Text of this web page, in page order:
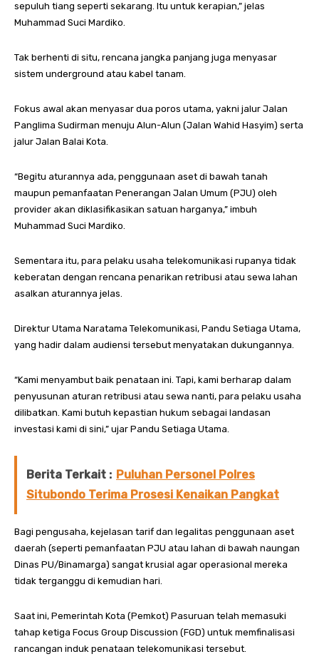
sepuluh tiang seperti sekarang. Itu untuk kerapian,” jelas
Muhammad Suci Mardiko.
Tak berhenti di situ, rencana jangka panjang juga menyasar
sistem underground atau kabel tanam.
Fokus awal akan menyasar dua poros utama, yakni jalur Jalan
Panglima Sudirman menuju Alun-Alun (Jalan Wahid Hasyim) serta
jalur Jalan Balai Kota.
“Begitu aturannya ada, penggunaan aset di bawah tanah
maupun pemanfaatan Penerangan Jalan Umum (PJU) oleh
provider akan diklasifikasikan satuan harganya,” imbuh
Muhammad Suci Mardiko.
Sementara itu, para pelaku usaha telekomunikasi rupanya tidak
keberatan dengan rencana penarikan retribusi atau sewa lahan
asalkan aturannya jelas.
Direktur Utama Naratama Telekomunikasi, Pandu Setiaga Utama,
yang hadir dalam audiensi tersebut menyatakan dukungannya.
“Kami menyambut baik penataan ini. Tapi, kami berharap dalam
penyusunan aturan retribusi atau sewa nanti, para pelaku usaha
dilibatkan. Kami butuh kepastian hukum sebagai landasan
investasi kami di sini,” ujar Pandu Setiaga Utama.
Berita Terkait : Puluhan Personel Polres
Situbondo Terima Prosesi Kenaikan Pangkat
Bagi pengusaha, kejelasan tarif dan legalitas penggunaan aset
daerah (seperti pemanfaatan PJU atau lahan di bawah naungan
Dinas PU/Binamarga) sangat krusial agar operasional mereka
tidak terganggu di kemudian hari.
Saat ini, Pemerintah Kota (Pemkot) Pasuruan telah memasuki
tahap ketiga Focus Group Discussion (FGD) untuk memfinalisasi
rancangan induk penataan telekomunikasi tersebut.